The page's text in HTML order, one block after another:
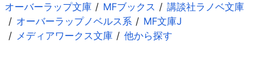
オーバーラップ文庫 MFブックス
講談社ラノベ文庫
オーバーラップノベルス系
MF文庫J
メディアワークス文庫
他から探す